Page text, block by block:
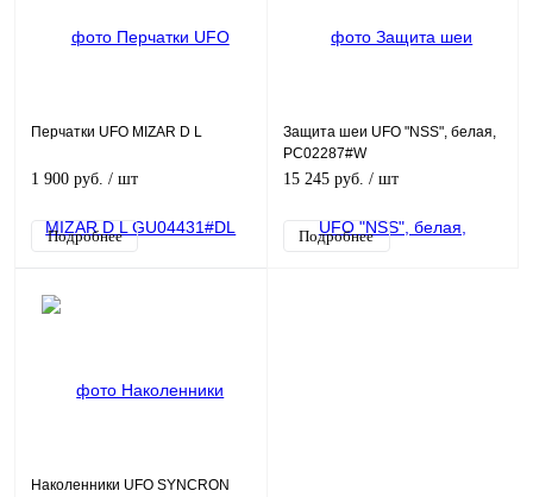
Перчатки UFO MIZAR D L
1 900 руб. / шт
Подробнее
Защита шеи UFO "NSS", белая,
PC02287#W
15 245 руб. / шт
Подробнее
Наколенники UFO SYNCRON